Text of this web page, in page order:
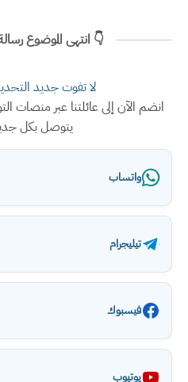
👇 انتهى الموضوع
لا تفوت جديد
انضم الآن إلى عائلتنا عبر منصات
يتوصل بكل
واتساب
تيليجرام
فيسبوك
يوتيوب